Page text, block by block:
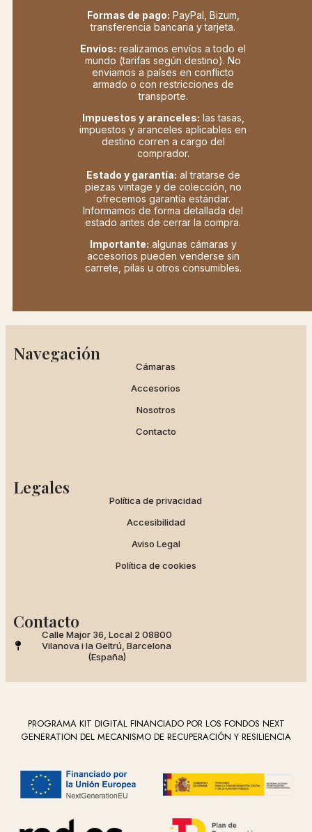
Formas de pago: PayPal, Bizum,
transferencia bancaria y tarjeta.
Envíos: realizamos envíos a todo el
mundo (tarifas según destino). No
enviamos a países en conflicto
armado o con restricciones de
transporte.
Impuestos y aranceles: las tasas,
impuestos y aranceles aplicables en
destino corren a cargo del
comprador.
Estado y garantía: al tratarse de
piezas vintage y de colección, no
ofrecemos garantía estándar.
Informamos de forma detallada del
estado antes de cerrar la compra.
Importante: algunas cámaras y
accesorios pueden venderse sin
carrete, pilas u otros consumibles.
Navegación
Cámaras
Accesorios
Nosotros
Contacto
Legales
Política de privacidad
Accesibilidad
Aviso Legal
Política de cookies
Contacto
Calle Major 36, Local 2 08800
Vilanova i la Geltrú, Barcelona
(España)
PROGRAMA KIT DIGITAL FINANCIADO POR LOS FONDOS NEXT
GENERATION DEL MECANISMO DE RECUPERACIÓN Y RESILIENCIA